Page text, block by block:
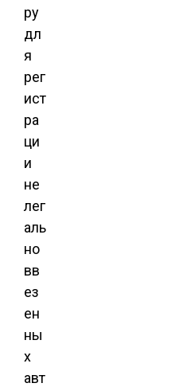
ру
дл
я
рег
ист
ра
ци
и
не
лег
аль
но
вв
ез
ен
ны
х
авт